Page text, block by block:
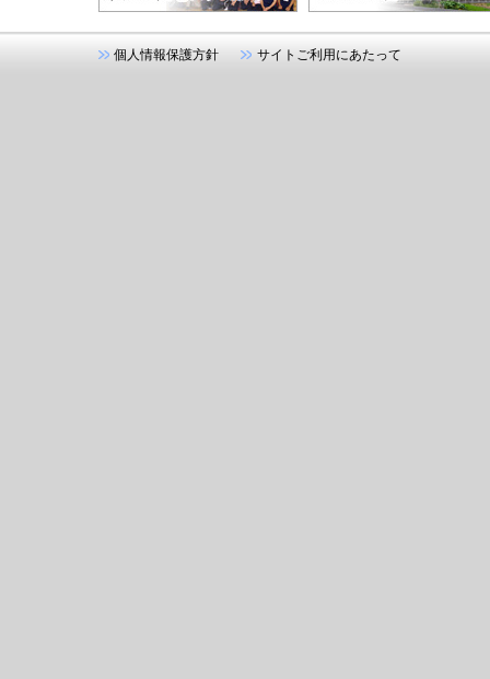
個人情報保護方針 サイトご利用にあたって